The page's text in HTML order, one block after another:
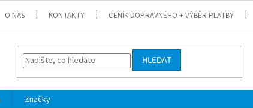
O NÁS KONTAKTY CENÍK DOPRAVNÉHO + VÝBĚR PLATBY
HLEDAT
Značky